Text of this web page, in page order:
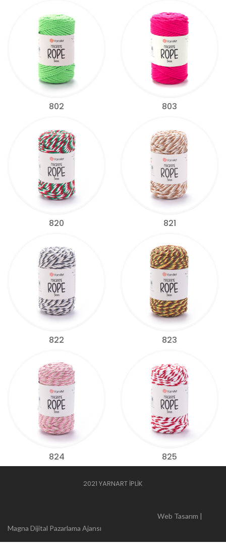
802 803
820 821
822 823
824 825
2021 YARNART İPLİK
Web Tasarım |
Magna Dijital Pazarlama Ajansı